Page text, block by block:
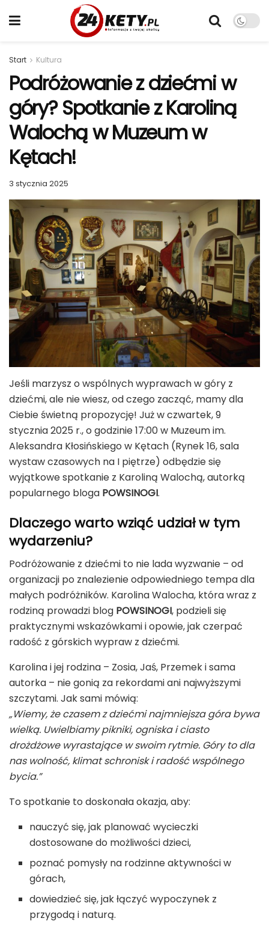
Start Kultura
Podróżowanie z dziećmi w
góry? Spotkanie z Karoliną
Walochą w Muzeum w
Kętach!
3 stycznia 2025
Jeśli marzysz o wspólnych wyprawach w góry z
dziećmi, ale nie wiesz, od czego zacząć, mamy dla
Ciebie świetną propozycję! Już w czwartek, 9
stycznia 2025 r., o godzinie 17:00 w Muzeum im.
Aleksandra Kłosińskiego w Kętach (Rynek 16, sala
wystaw czasowych na I piętrze) odbędzie się
wyjątkowe spotkanie z Karoliną Walochą, autorką
popularnego bloga POWSINOGI.
Dlaczego warto wziąć udział w tym
wydarzeniu?
Podróżowanie z dziećmi to nie lada wyzwanie – od
organizacji po znalezienie odpowiedniego tempa dla
małych podróżników. Karolina Walocha, która wraz z
rodziną prowadzi blog POWSINOGI, podzieli się
praktycznymi wskazówkami i opowie, jak czerpać
radość z górskich wypraw z dziećmi.
Karolina i jej rodzina – Zosia, Jaś, Przemek i sama
autorka – nie gonią za rekordami ani najwyższymi
szczytami. Jak sami mówią:
„Wiemy, że czasem z dziećmi najmniejsza góra bywa
wielką. Uwielbiamy pikniki, ogniska i ciasto
drożdżowe wyrastające w swoim rytmie. Góry to dla
nas wolność, klimat schronisk i radość wspólnego
bycia.”
To spotkanie to doskonała okazja, aby:
nauczyć się, jak planować wycieczki
dostosowane do możliwości dzieci,
poznać pomysły na rodzinne aktywności w
górach,
dowiedzieć się, jak łączyć wypoczynek z
przygodą i naturą.